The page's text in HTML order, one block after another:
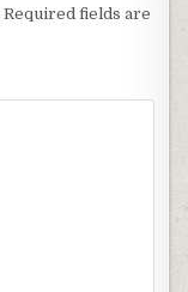
Required fields are